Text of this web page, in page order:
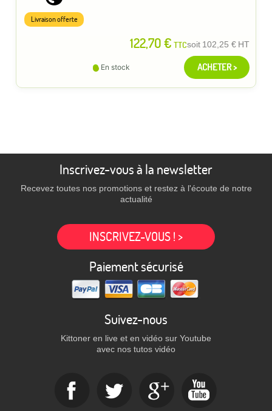
122,70 € TTCsoit 102,25 € HT
Livraison offerte
En stock ACHETER >
Inscrivez-vous à la newsletter
Recevez toutes nos promotions et restez à l'écoute de notre
actualité
INSCRIVEZ-VOUS ! >
Paiement sécurisé
Suivez-nous
Kittoner en live et en vidéo sur Youtube
avec nos tutos vidéo